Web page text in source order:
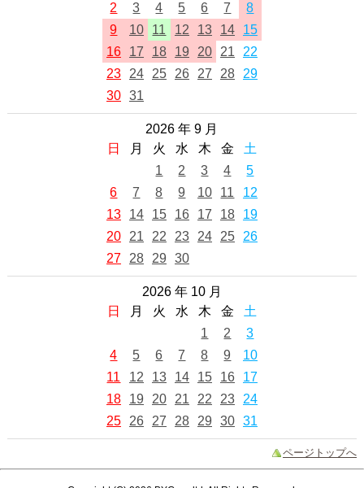
2
3 4 5 6 7
8
9
10 11 12 13 14
15
16
17 18 19 20 21
22
23
24 25 26 27 28
29
30 31
2026 年 9 月
日
月 火 水 木 金
土
1
2 3 4
5
6
7 8 9 10 11
12
13
14 15 16 17 18
19
20
21 22 23 24 25
26
27
28 29 30
2026 年 10 月
日
月 火 水 木 金
土
1
2
3
4
5 6 7 8 9
10
11
12 13 14 15 16
17
18
19 20 21 22 23
24
25
26 27 28 29 30 31
ページトップへ